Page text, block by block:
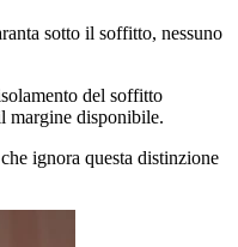
sotto il soffitto, nessuno
del soffitto
margine disponibile.
ignora questa distinzione